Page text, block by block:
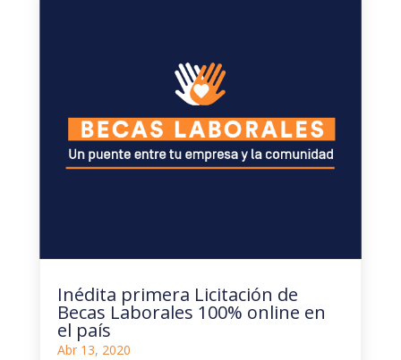
Inédita primera Licitación de
Becas Laborales 100% online en
el país
Abr 13, 2020